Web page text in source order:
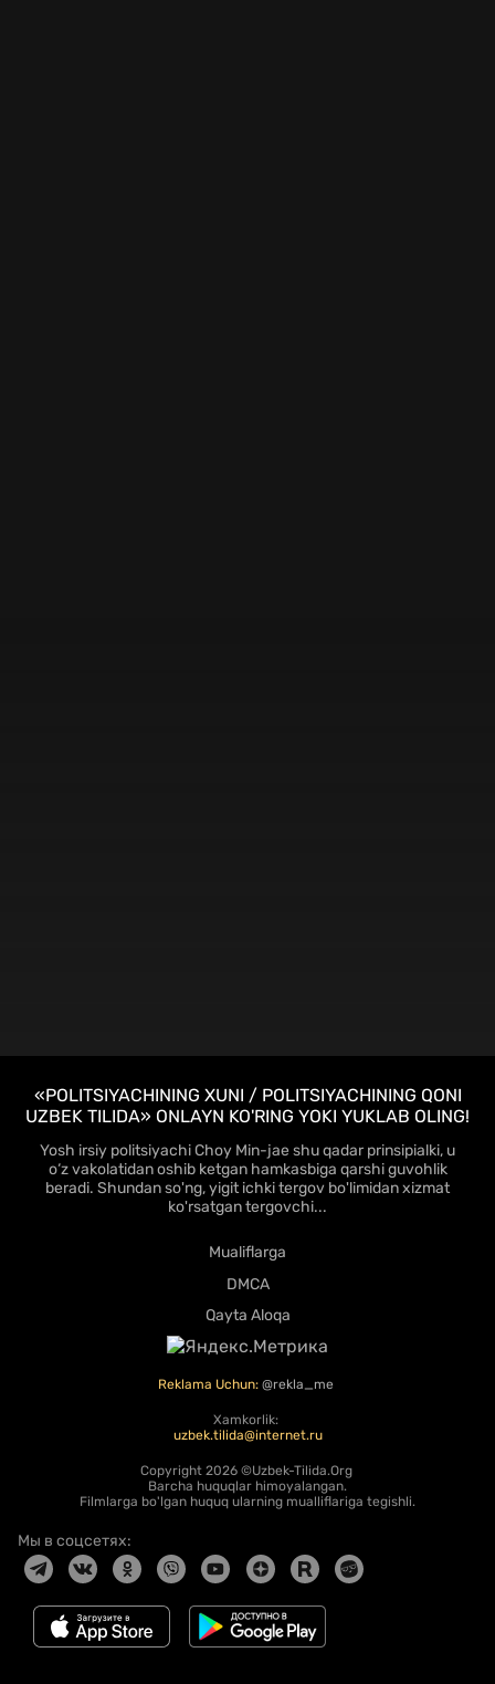
«POLITSIYACHINING XUNI / POLITSIYACHINING QONI
UZBEK TILIDA» ONLAYN KO'RING YOKI YUKLAB OLING!
Yosh irsiy politsiyachi Choy Min-jae shu qadar prinsipialki, u
o‘z vakolatidan oshib ketgan hamkasbiga qarshi guvohlik
beradi. Shundan so'ng, yigit ichki tergov bo'limidan xizmat
ko'rsatgan tergovchi...
Mualiflarga
DMCA
Qayta Aloqa
Reklama Uchun: @rekla_me
Xamkorlik:
uzbek.tilida@internet.ru
Copyright 2026 ©Uzbek-Tilida.Org
Barcha huquqlar himoyalangan.
Filmlarga bo'lgan huquq ularning mualliflariga tegishli.
Мы в соцсетях: